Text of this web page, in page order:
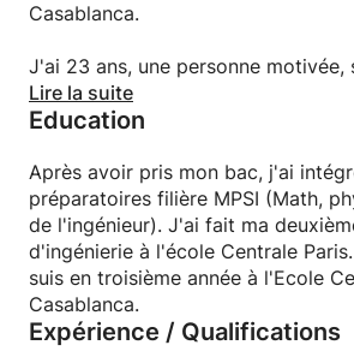
Casablanca.
J'ai 23 ans, une personne motivée,
ponctuelle.
physique et anglais pour les
ainsi que le lycée.
N’attendez pas la période des
commencez dès le début de
résultats concrets.
Pour plus de renseignements,
contacter.
Lire la suite
Education
Après avoir pris mon bac, j'ai
préparatoires filière MPSI (Math,
de l'ingénieur). J'ai fait ma
d'ingénierie à l'école Centrale
suis en troisième année à l'Ecole
Casablanca.
Expérience / Qualifications